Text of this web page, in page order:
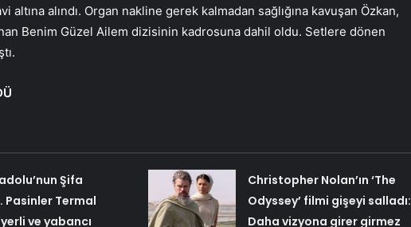
altına alındı. Organ nakline gerek kalmadan sağlığına kavuşan Özkan,
Benim Güzel Ailem dizisinin kadrosuna dahil oldu. Setlere dönen
Şifa
Pasinler Termal
ve yabancı
Christopher Nolan’ın ‘The
Odyssey’ filmi gişeyi salladı:
Daha vizyona girer girmez